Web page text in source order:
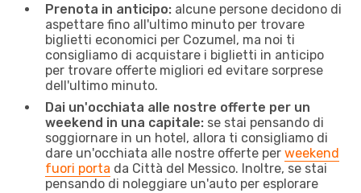
Prenota in anticipo: alcune persone decidono di
aspettare fino all'ultimo minuto per trovare
biglietti economici per Cozumel, ma noi ti
consigliamo di acquistare i biglietti in anticipo
per trovare offerte migliori ed evitare sorprese
dell'ultimo minuto.
Dai un'occhiata alle nostre offerte per un
weekend in una capitale: se stai pensando di
soggiornare in un hotel, allora ti consigliamo di
dare un'occhiata alle nostre offerte per weekend
fuori porta da Città del Messico. Inoltre, se stai
pensando di noleggiare un'auto per esplorare